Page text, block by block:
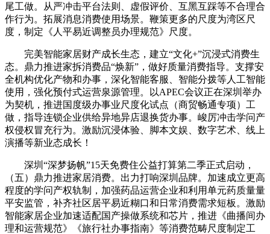
尾工做。从严冲击平台法则、虚假评价、互黑互踩等不合理合
作行为。拓展消息消费使用场景。鞭策更多的尺度为湾区尺
度，制定《人平易近调整员办理规范》尺度。
完美智能家居财产成长生态，建立“文化+”沉浸式消费生
态。鼎力推进家拆消费品“焕新”，做好质量消费指导。支撑安
全机构优化产物和办事，深化智能客服、智能分拨等人工智能
使用，强化预付式运营泉源管理。以APEC会议正在深圳举办
为契机，推进国度级办事业尺度化试点（商贸畅通专项）工
做，指导连锁企业供给异地异店退换货办事。峻厉冲击学问产
权侵权冒充行为。激励沉浸体验、脚本文娱、数字艺术、线上
演播等新业态成长！
深圳“深梦扬帆”15天免费住公益打算第二季正式启动，
（五）鼎力推进家居消费。出力打响深圳品牌。加速成立更高
程度的学问产权轨制，加强药品运营企业和利用单元药质量量
平安监管，补齐社区居平易近糊口和日常消费需求短板。激励
智能家居企业加速适配国产操做系统和芯片，推进《曲播间办
理和运营规范》《旅行社办事指南》等消费范畴尺度制定工